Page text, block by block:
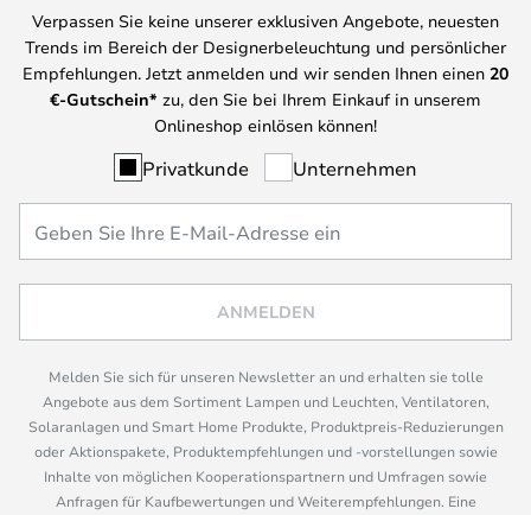
Verpassen Sie keine unserer exklusiven Angebote, neuesten
Trends im Bereich der Designerbeleuchtung und persönlicher
Empfehlungen. Jetzt anmelden und wir senden Ihnen einen 20
€-Gutschein* zu, den Sie bei Ihrem Einkauf in unserem
Onlineshop einlösen können!
Privatkunde Unternehmen
ANMELDEN
Melden Sie sich für unseren Newsletter an und erhalten sie tolle
Angebote aus dem Sortiment Lampen und Leuchten, Ventilatoren,
Solaranlagen und Smart Home Produkte, Produktpreis-Reduzierungen
oder Aktionspakete, Produktempfehlungen und -vorstellungen sowie
Inhalte von möglichen Kooperationspartnern und Umfragen sowie
Anfragen für Kaufbewertungen und Weiterempfehlungen. Eine